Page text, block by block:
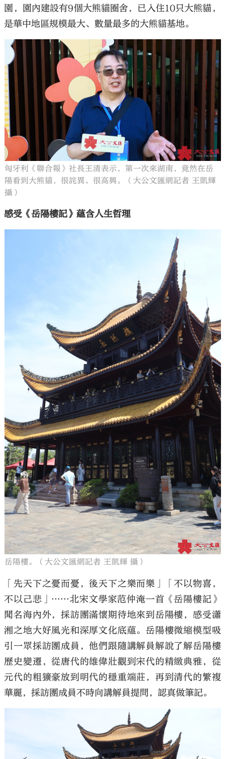
園，園內建設有9個大熊貓圈舍，已入住10只大熊貓，
是華中地區規模最大、數量最多的大熊貓基地。
匈牙利《聯合報》社長王清表示，第一次來湖南，竟然在岳
陽看到大熊貓，很詫異、很高興。（大公文匯網記者 王凱輝
攝）
感受《岳陽樓記》蘊含人生哲理
岳陽樓。（大公文匯網記者 王凱輝 攝）
「先天下之憂而憂，後天下之樂而樂」「不以物喜，
不以己悲」……北宋文學家范仲淹一首《岳陽樓記》
聞名海內外，採訪團滿懷期待地來到岳陽樓，感受瀟
湘之地大好風光和深厚文化底蘊。岳陽樓微縮模型吸
引一眾採訪團成員，他們跟隨講解員解說了解岳陽樓
歷史變遷，從唐代的雄偉壯觀到宋代的精緻典雅，從
元代的粗獷豪放到明代的穩重端莊，再到清代的繁複
華麗，採訪團成員不時向講解員提問，認真做筆記。